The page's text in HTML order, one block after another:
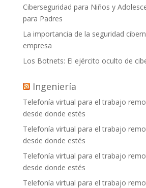
Ciberseguridad para Niños y
para Padres
La importancia de la seguridad
empresa
Los Botnets: El ejército oculto de
Ingeniería
Telefonía virtual para el trabajo
desde donde estés
Telefonía virtual para el trabajo
desde donde estés
Telefonía virtual para el trabajo
desde donde estés
Telefonía virtual para el trabajo